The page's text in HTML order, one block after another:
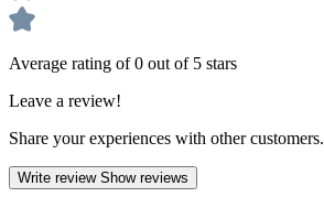
Average rating of 0 out of 5 stars
Leave a review!
Share your experiences with other customers.
Write review Show reviews